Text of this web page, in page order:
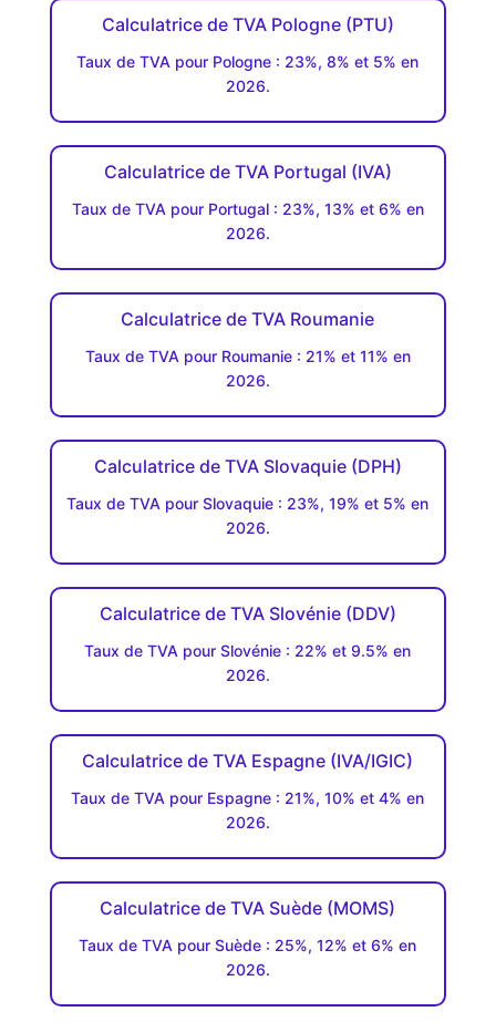
Calculatrice de TVA Pologne (PTU)
Taux de TVA pour Pologne : 23%, 8% et 5% en
2026.
Calculatrice de TVA Portugal (IVA)
Taux de TVA pour Portugal : 23%, 13% et 6% en
2026.
Calculatrice de TVA Roumanie
Taux de TVA pour Roumanie : 21% et 11% en
2026.
Calculatrice de TVA Slovaquie (DPH)
Taux de TVA pour Slovaquie : 23%, 19% et 5% en
2026.
Calculatrice de TVA Slovénie (DDV)
Taux de TVA pour Slovénie : 22% et 9.5% en
2026.
Calculatrice de TVA Espagne (IVA/IGIC)
Taux de TVA pour Espagne : 21%, 10% et 4% en
2026.
Calculatrice de TVA Suède (MOMS)
Taux de TVA pour Suède : 25%, 12% et 6% en
2026.